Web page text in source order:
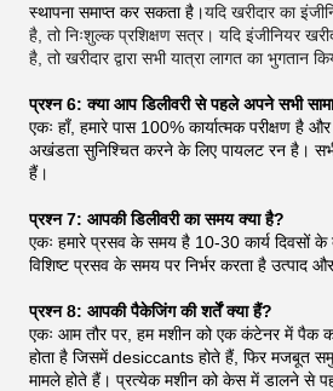
स्थापना समाप्त कर सकता है।यदि खरीदार का
है, तो निःशुल्क प्रशिक्षण सत्र। यदि इंजीनियर
है, तो खरीदार द्वारा सभी यात्रा लागत का भुगतान
प्रश्न 6: क्या आप डिलीवरी से पहले अपने सभी
एकः हाँ, हमारे पास 100% कार्यात्मक परीक्षण है
अखंडता सुनिश्चित करने के लिए पायलट रन है। सभी
हैं।
प्रश्न 7: आपकी डिलीवरी का समय क्या है?
एकः हमारे प्रसव के समय है 10-30 कार्य दिवसों के
विशिष्ट प्रसव के समय पर निर्भर करता है उत्पाद
प्रश्न 8: आपकी पैकेजिंग की शर्तें क्या हैं?
एकः आम तौर पर, हम मशीन को एक कंटेनर में पैक
होता है जिसमें desiccants होते हैं, फिर मजबूत
मामले होते हैं। प्रत्येक मशीन को केस में डालने से